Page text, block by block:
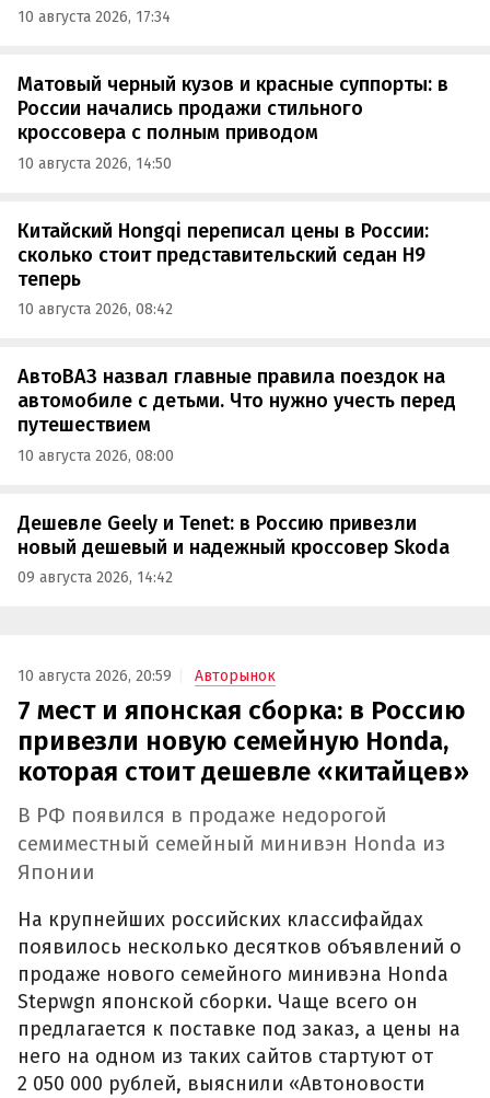
10 августа 2026, 17:34
Матовый черный кузов и красные суппорты: в
России начались продажи стильного
кроссовера с полным приводом
10 августа 2026, 14:50
Китайский Hongqi переписал цены в России:
сколько стоит представительский седан H9
теперь
10 августа 2026, 08:42
АвтоВАЗ назвал главные правила поездок на
автомобиле с детьми. Что нужно учесть перед
путешествием
10 августа 2026, 08:00
Дешевле Geely и Tenet: в Россию привезли
новый дешевый и надежный кроссовер Skoda
09 августа 2026, 14:42
10 августа 2026, 20:59 Авторынок
7 мест и японская сборка: в Россию
привезли новую семейную Honda,
которая стоит дешевле «китайцев»
В РФ появился в продаже недорогой
семиместный семейный минивэн Honda из
Японии
На крупнейших российских классифайдах
появилось несколько десятков объявлений о
продаже нового семейного минивэна Honda
Stepwgn японской сборки. Чаще всего он
предлагается к поставке под заказ, а цены на
него на одном из таких сайтов стартуют от
2 050 000 рублей, выяснили «Автоновости